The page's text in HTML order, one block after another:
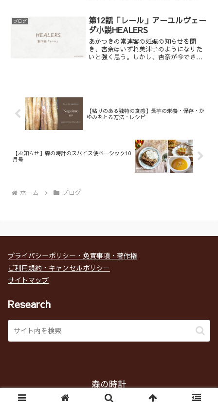
ブログ
第12話「レール」アーユルヴェー
ダ小説HEALERS
あかつきの常連客の妊娠の知らせを聞
き、杏奈はいずれ美津子のようになりた
いと強く思う。しかし、杏奈が今できる
きではない」と遠回しに語っていた。
【粘りのある独特の食感】長芋の栄養・保存・か
ゆみをとる方法・レシピ
【お知らせ】森の時計のスパイス便ベーシック10
月号
ホーム ブログ
プライバシーポリシー・免責事項・著作権
ご利用規約・キャンセルポリシー
サイトマップ
Research
森の時計
Copyright © 2017 森の時計 All Rights Reserved.